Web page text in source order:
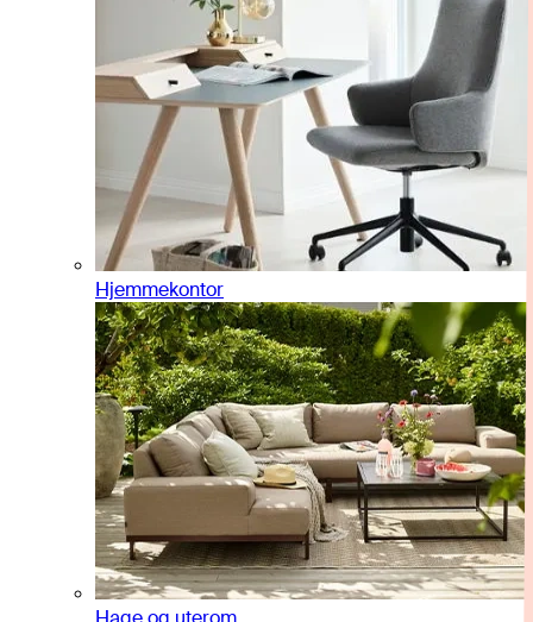
Hjemmekontor